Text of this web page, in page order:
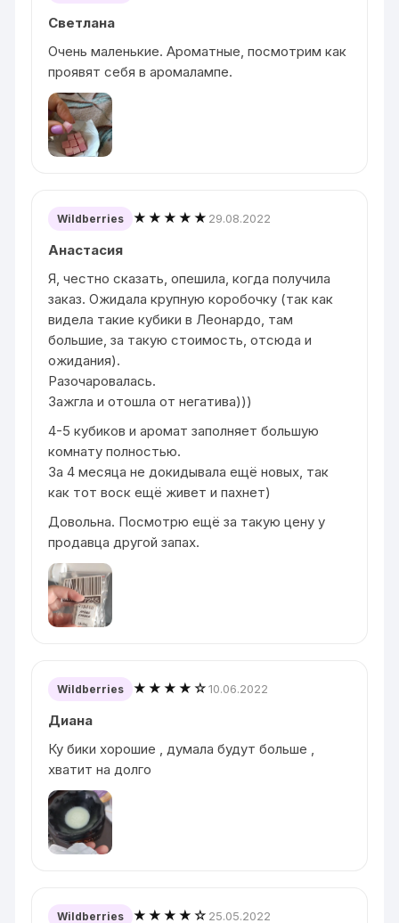
Светлана
Очень маленькие. Ароматные, посмотрим как
проявят себя в аромалампе.
Wildberries ★★★★★ 29.08.2022
Анастасия
Я, честно сказать, опешила, когда получила
заказ. Ожидала крупную коробочку (так как
видела такие кубики в Леонардо, там
большие, за такую стоимость, отсюда и
ожидания).
Разочаровалась.
Зажгла и отошла от негатива)))
4-5 кубиков и аромат заполняет большую
комнату полностью.
За 4 месяца не докидывала ещё новых, так
как тот воск ещё живет и пахнет)
Довольна. Посмотрю ещё за такую цену у
продавца другой запах.
Wildberries ★★★★☆10.06.2022
Диана
Ку бики хорошие , думала будут больше ,
хватит на долго
Wildberries ★★★★☆ 25.05.2022